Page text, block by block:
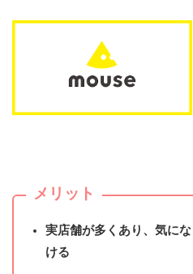
メリット
実店舗が多くあり、気に
ける